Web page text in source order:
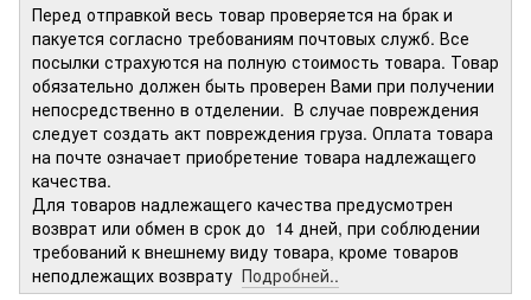
Перед отправкой весь товар проверяется на брак и
пакуется согласно требованиям почтовых служб. Все
посылки страхуются на полную стоимость товара. Товар
обязательно должен быть проверен Вами при получении
непосредственно в отделении. В случае повреждения
следует создать акт повреждения груза. Оплата товара
на почте означает приобретение товара надлежащего
качества.
Для товаров надлежащего качества предусмотрен
возврат или обмен в срок до 14 дней, при соблюдении
требований к внешнему виду товара, кроме товаров
неподлежащих возврату Подробней..